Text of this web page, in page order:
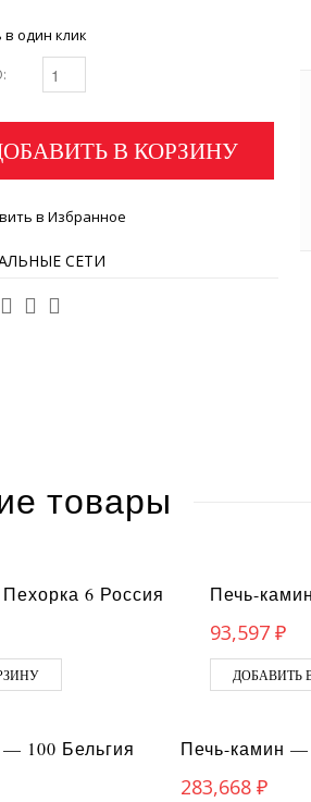
в один клик
В КОРЗИНУ
в Избранное
СЕТИ
товары
6 Россия Печь-
93,597 ₽
ДОБАВИТЬ
100 Бельгия Печь-камин —
283,668 ₽